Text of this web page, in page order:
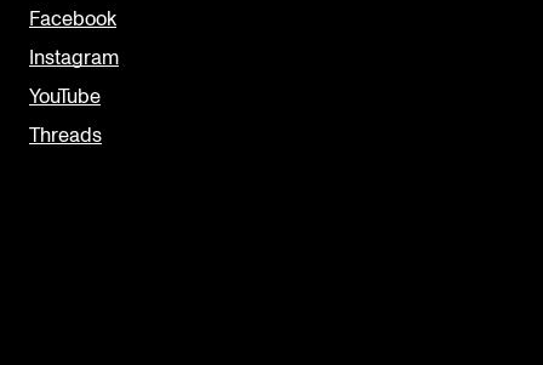
Facebook
Instagram
YouTube
Threads